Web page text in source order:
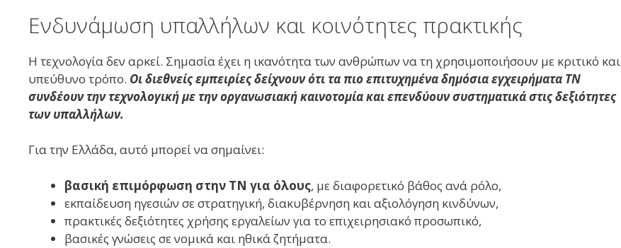
Ενδυνάμωση υπαλλήλων και κοινότητες πρακτικής
Η τεχνολογία δεν αρκεί. Σημασία έχει η ικανότητα των ανθρώπων να τη χρησιμοποιήσουν με κριτικό και
υπεύθυνο τρόπο. Οι διεθνείς εμπειρίες δείχνουν ότι τα πιο επιτυχημένα δημόσια εγχειρήματα ΤΝ
συνδέουν την τεχνολογική με την οργανωσιακή καινοτομία και επενδύουν συστηματικά στις δεξιότητες
των υπαλλήλων.
Για την Ελλάδα, αυτό μπορεί να σημαίνει:
βασική επιμόρφωση στην ΤΝ για όλους, με διαφορετικό βάθος ανά ρόλο,
εκπαίδευση ηγεσιών σε στρατηγική, διακυβέρνηση και αξιολόγηση κινδύνων,
πρακτικές δεξιότητες χρήσης εργαλείων για το επιχειρησιακό προσωπικό,
βασικές γνώσεις σε νομικά και ηθικά ζητήματα.